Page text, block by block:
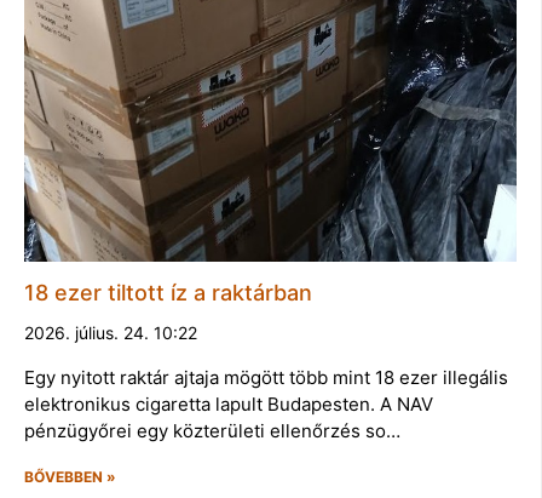
18 ezer tiltott íz a raktárban
2026. július. 24. 10:22
Egy nyitott raktár ajtaja mögött több mint 18 ezer illegális
elektronikus cigaretta lapult Budapesten. A NAV
pénzügyőrei egy közterületi ellenőrzés so…
BŐVEBBEN »